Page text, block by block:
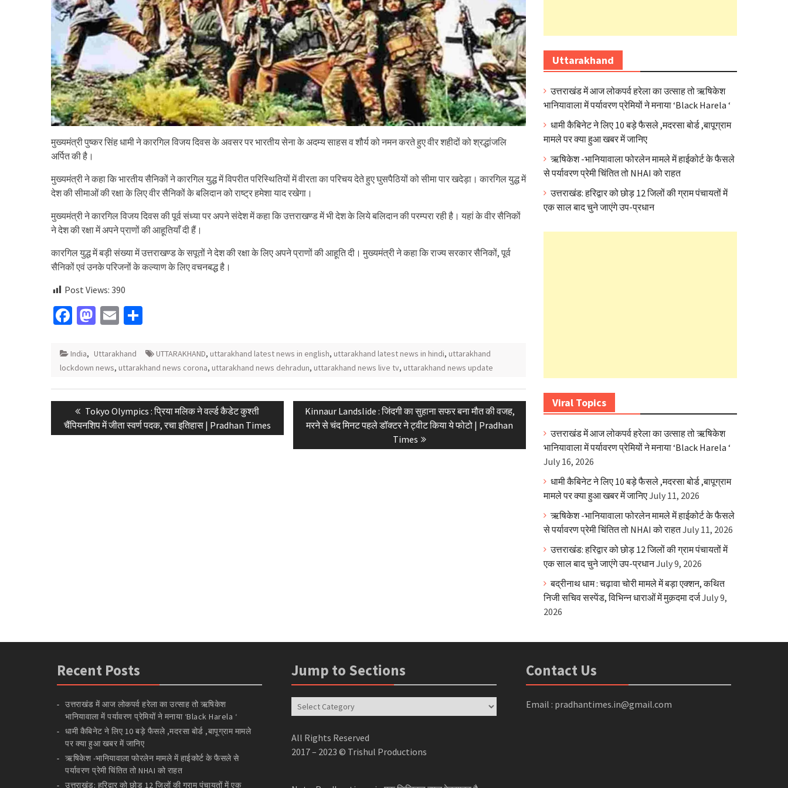
मुख्यमंत्री पुष्कर सिंह धामी ने कारगिल विजय दिवस के अवसर पर भारतीय सेना के अदम्य साहस व शौर्य को नमन करते हुए वीर शहीदों को श्रद्धांजलि
अर्पित की है।
मुख्यमंत्री ने कहा कि भारतीय सैनिकों ने कारगिल युद्ध में विपरीत परिस्थितियों में वीरता का परिचय देते हुए घुसपैठियों को सीमा पार खदेड़ा। कारगिल युद्ध में
देश की सीमाओं की रक्षा के लिए वीर सैनिकों के बलिदान को राष्ट्र हमेशा याद रखेगा।
मुख्यमंत्री ने कारगिल विजय दिवस की पूर्व संध्या पर अपने संदेश में कहा कि उत्तराखण्ड में भी देश के लिये बलिदान की परम्परा रही है। यहां के वीर सैनिकों
ने देश की रक्षा में अपने प्राणों की आहूतियाँ दी हैं।
कारगिल युद्ध में बड़ी संख्या में उत्तराखण्ड के सपूतों ने देश की रक्षा के लिए अपने प्राणों की आहूति दी। मुख्यमंत्री ने कहा कि राज्य सरकार सैनिकों, पूर्व
सैनिकों एवं उनके परिजनों के कल्याण के लिए वचनबद्ध है।
Post Views: 390
Facebook
Mastodon
Email
India, Uttarakhand UTTARAKHAND, uttarakhand latest news in english, uttarakhand latest news in hindi, uttarakhand
lockdown news, uttarakhand news corona, uttarakhand news dehradun, uttarakhand news live tv, uttarakhand news update
Post
navigation
Previous
post:
Tokyo Olympics : प्रिया मलिक ने वर्ल्ड कैडेट कुश्ती
चैंपियनशिप में जीता स्वर्ण पदक, रचा इतिहास | Pradhan Times
Next
post:
Kinnaur Landslide : जिंदगी का सुहाना सफर बना मौत की वजह,
मरने से चंद मिनट पहले डॉक्टर ने ट्वीट किया ये फोटो | Pradhan
Times
Uttarakhand
उत्तराखंड में आज लोकपर्व हरेला का उत्साह तो ऋषिकेश
भानियावाला में पर्यावरण प्रेमियों ने मनाया ‘Black Harela ‘
धामी कैबिनेट ने लिए 10 बड़े फैसले ,मदरसा बोर्ड ,बापूग्राम
मामले पर क्या हुआ खबर में जानिए
ऋषिकेश -भानियावाला फोरलेन मामले में हाईकोर्ट के फैसले
से पर्यावरण प्रेमी चिंतित तो NHAI को राहत
उत्तराखंड: हरिद्वार को छोड़ 12 जिलों की ग्राम पंचायतों में
एक साल बाद चुने जाएंगे उप-प्रधान
Viral Topics
उत्तराखंड में आज लोकपर्व हरेला का उत्साह तो ऋषिकेश
भानियावाला में पर्यावरण प्रेमियों ने मनाया ‘Black Harela ‘
July 16, 2026
धामी कैबिनेट ने लिए 10 बड़े फैसले ,मदरसा बोर्ड ,बापूग्राम
मामले पर क्या हुआ खबर में जानिएJuly 11, 2026
ऋषिकेश -भानियावाला फोरलेन मामले में हाईकोर्ट के फैसले
से पर्यावरण प्रेमी चिंतित तो NHAI को राहतJuly 11, 2026
उत्तराखंड: हरिद्वार को छोड़ 12 जिलों की ग्राम पंचायतों में
एक साल बाद चुने जाएंगे उप-प्रधानJuly 9, 2026
बद्रीनाथ धाम : चढ़ावा चोरी मामले में बड़ा एक्शन, कथित
निजी सचिव सस्पेंड, विभिन्न धाराओं में मुक़दमा दर्जJuly 9,
2026
Recent Posts
उत्तराखंड में आज लोकपर्व हरेला का उत्साह तो ऋषिकेश
भानियावाला में पर्यावरण प्रेमियों ने मनाया ‘Black Harela ‘
धामी कैबिनेट ने लिए 10 बड़े फैसले ,मदरसा बोर्ड ,बापूग्राम मामले
पर क्या हुआ खबर में जानिए
ऋषिकेश -भानियावाला फोरलेन मामले में हाईकोर्ट के फैसले से
पर्यावरण प्रेमी चिंतित तो NHAI को राहत
उत्तराखंड: हरिद्वार को छोड़ 12 जिलों की ग्राम पंचायतों में एक
Jump to Sections
Jump
to
All Rights Reserved
2017 – 2023 © Trishul Productions
Contact Us
Email : pradhantimes.in@gmail.com